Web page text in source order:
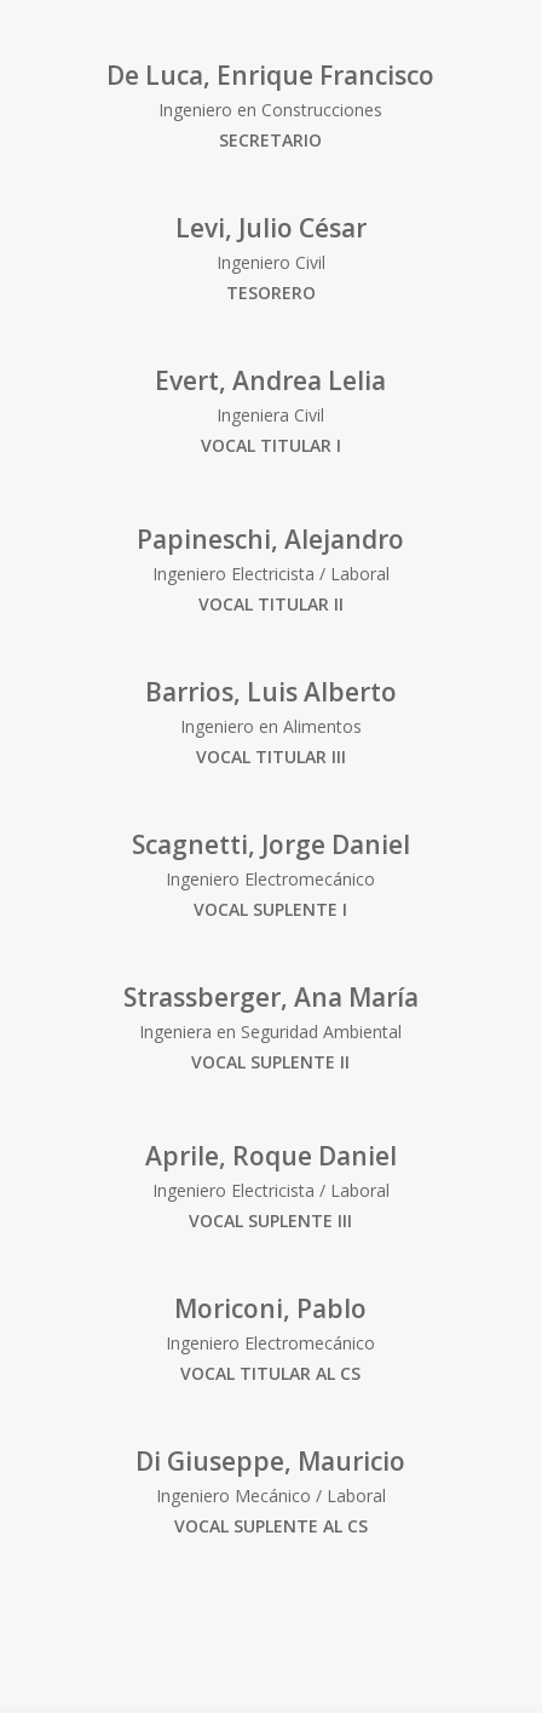
De Luca, Enrique Francisco
Ingeniero en Construcciones
SECRETARIO
Levi, Julio César
Ingeniero Civil
TESORERO
Evert, Andrea Lelia
Ingeniera Civil
VOCAL TITULAR I
Papineschi, Alejandro
Ingeniero Electricista / Laboral
VOCAL TITULAR II
Barrios, Luis Alberto
Ingeniero en Alimentos
VOCAL TITULAR III
Scagnetti, Jorge Daniel
Ingeniero Electromecánico
VOCAL SUPLENTE I
Strassberger, Ana María
Ingeniera en Seguridad Ambiental
VOCAL SUPLENTE II
Aprile, Roque Daniel
Ingeniero Electricista / Laboral
VOCAL SUPLENTE III
Moriconi, Pablo
Ingeniero Electromecánico
VOCAL TITULAR AL CS
Di Giuseppe, Mauricio
Ingeniero Mecánico / Laboral
VOCAL SUPLENTE AL CS